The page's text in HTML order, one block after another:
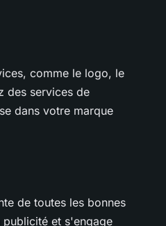
comme le logo, le
des services de
dans votre marque
de toutes les bonnes
et s'engage